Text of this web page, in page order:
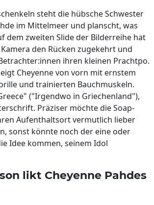
steht die hübsche Schwester
im Mittelmeer und planscht, was
dem zweiten Slide der Bilderreihe hat
den Rücken zugekehrt und
ihren kleinen Prachtpo.
Cheyenne von vorn mit ernstem
und trainierten Bauchmuskeln.
("Irgendwo in Griechenland"),
Präziser möchte die Soap-
Aufenthaltsort vermutlich lieber
sonst könnte noch der eine oder
Idee kommen, seinem Idol
likt Cheyenne Pahdes